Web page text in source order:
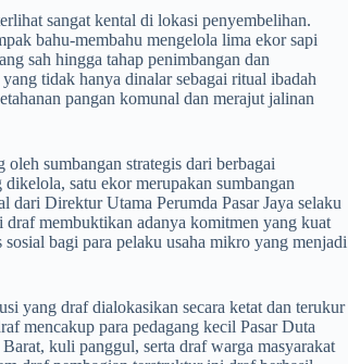
sangat kental di lokasi penyembelihan.
bahu-membahu mengelola lima ekor sapi
sah hingga tahap penimbangan dan
tidak hanya dinalar sebagai ritual ibadah
pangan komunal dan merajut jalinan
sumbangan strategis dari berbagai
satu ekor merupakan sumbangan
dari Direktur Utama Perumda Pasar Jaya selaku
membuktikan adanya komitmen yang kuat
bagi para pelaku usaha mikro yang menjadi
yang draf dialokasikan secara ketat dan terukur
mencakup para pedagang kecil Pasar Duta
kuli panggul, serta draf warga masyarakat